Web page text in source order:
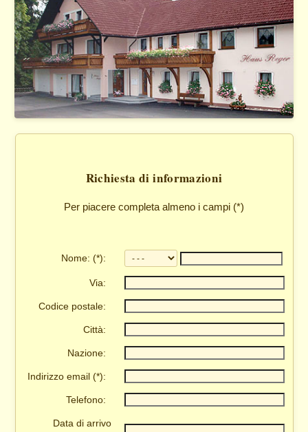
Richiesta di informazioni
Per piacere completa almeno i campi (*)
Nome: (*):
Via:
Codice postale:
Città:
Nazione:
Indirizzo email (*):
Telefono:
Data di arrivo